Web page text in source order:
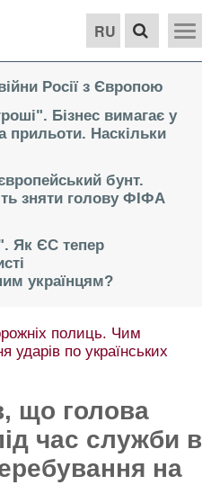
RU
Росії з Європою
Бізнес вимагає у
прильоти. Наскільки
бунт.
зняти голову ФІФА
Як ЄС тепер
українцям?
полиць. Чим
ударів по українських
що голова
час служби в
на